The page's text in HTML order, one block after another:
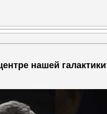
нашей